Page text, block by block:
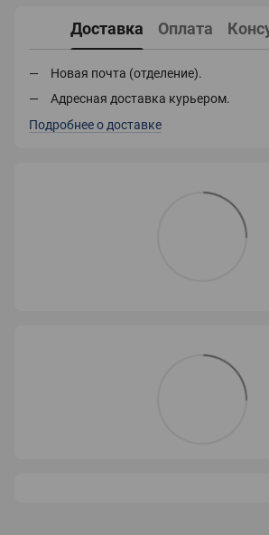
Доставка Оплата
Новая почта (отделение).
Адресная доставка курьером.
Подробнее о доставке